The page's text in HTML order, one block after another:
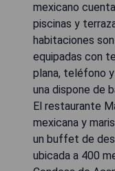
mexicano
piscinas y
habitaciones
equipadas con
plana, teléfono
una dispone de
El restaurante
mexicana y
un buffet de
ubicada a 400